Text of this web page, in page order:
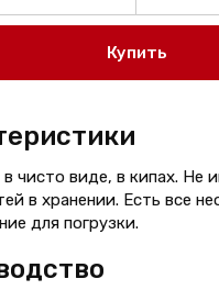
Купить
чисто виде, в кипах. Не
в хранении. Есть все
для погрузки.